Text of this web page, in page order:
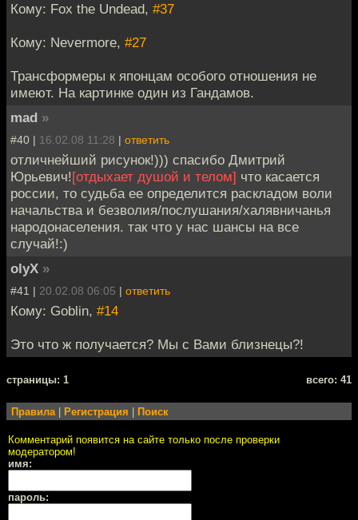
Кому: Fox the Undead, #37
Кому: Nevermore, #27
Трансформеры к японцам особого отношения не
имеют. На картинке один из Гандамов.
mad »
#40 | 16.02.08 11:28 | ответить
отличнейший рисунок!))) спасибо Дмитрий
Юрьевич![отдыхает душой и телом] что касается
россии, то судьба ее определится раскладом воли
начальства и безволия/послушания/халявничанья
народонаселения. так что у нас шансы на все
случай!:)
olyX »
#41 | 20.02.08 06:05 | ответить
Кому: Goblin, #14
Это что ж получается? Мы с Вами близнецы?!
cтраницы: 1 всего: 41
Правила| Регистрация Поиск
Комментарий появится на сайте только после проверки
модератором!
имя:
пароль: